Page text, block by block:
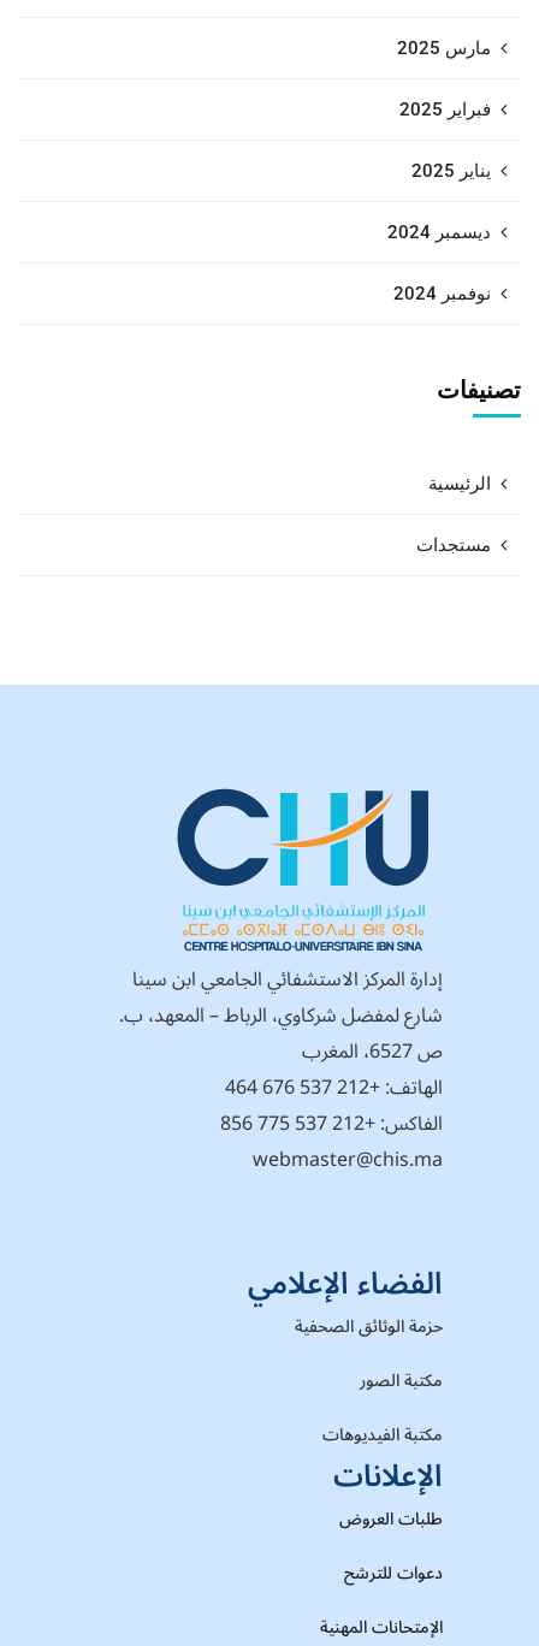
مارس 2025
فبراير 2025
يناير 2025
ديسمبر 2024
نوفمبر 2024
تصنيفات
الرئيسية
مستجدات
إدارة المركز الاستشفائي الجامعي ابن سينا
شارع لمفضل شركاوي، الرباط – المعهد، ب.
ص 6527، المغرب
الهاتف:+212 537 676 464
الفاكس: +212 537 775 856
webmaster@chis.ma
الفضاء الإعلامي
حزمة الوثائق الصحفية
مكتبة الصور
مكتبة الفيديوهات
الإعلانات
طلبات العروض
دعوات للترشح
الإمتحانات المهنية